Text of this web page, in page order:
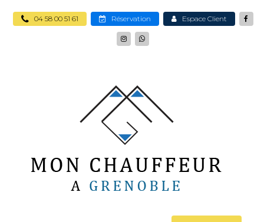
04 58 00 51 61 Réservation Espace Client